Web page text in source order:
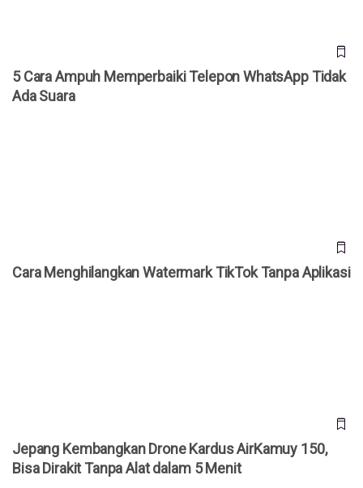
5 Cara Ampuh Memperbaiki Telepon WhatsApp Tidak
Ada Suara
Cara Menghilangkan Watermark TikTok Tanpa Aplikasi
Jepang Kembangkan Drone Kardus AirKamuy 150,
Bisa Dirakit Tanpa Alat dalam 5 Menit